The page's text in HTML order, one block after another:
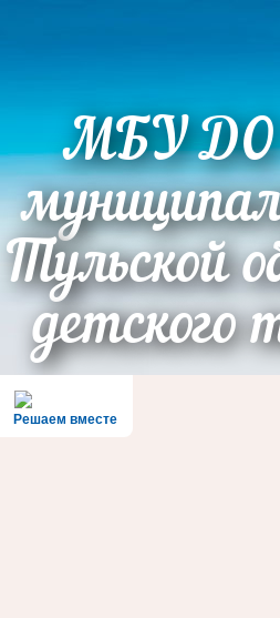
МБУ ДО
Тульской
детского
Решаем вместе